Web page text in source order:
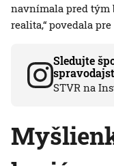
navnímala pred tým
realita,“ povedala
Sledujte
STVR na